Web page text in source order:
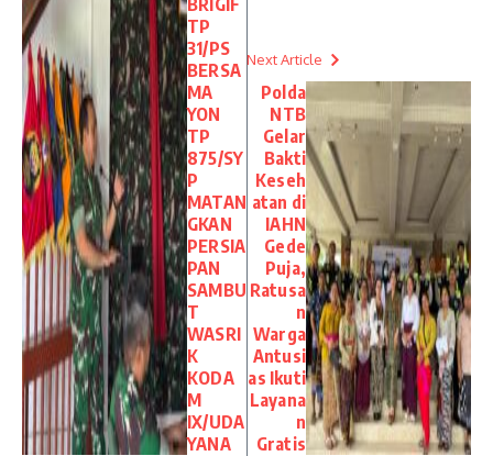
TP
31/PS
BERSA
MA
YON
TP
875/SY
P
MATAN
GKAN
PERSIA
PAN
SAMBU
T
WASRI
K
KODA
M
IX/UDA
YANA
Next Article
Polda
NTB
Gelar
Bakti
Keseh
atan di
IAHN
Gede
Puja,
Ratusa
n
Warga
Antusi
as Ikuti
Layana
n
Gratis